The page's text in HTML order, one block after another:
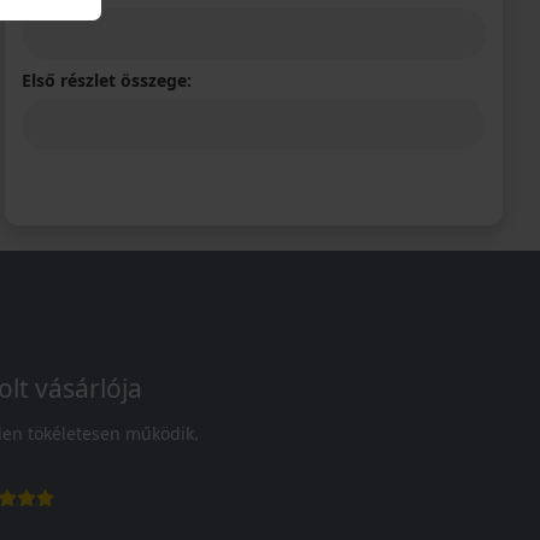
Első részlet összege:
vásárlója
tökéletesen működik.